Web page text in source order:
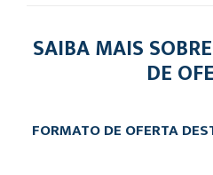
SAIBA MAIS
DE
FORMATO DE OFERTA